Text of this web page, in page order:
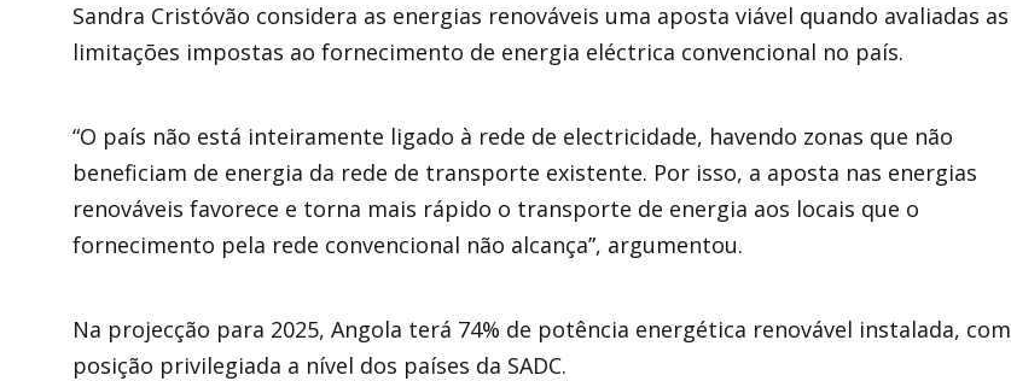
Sandra Cristóvão considera as energias renováveis uma aposta viável quando avaliadas as
limitações impostas ao fornecimento de energia eléctrica convencional no país.
“O país não está inteiramente ligado à rede de electricidade, havendo zonas que não
beneficiam de energia da rede de transporte existente. Por isso, a aposta nas energias
renováveis favorece e torna mais rápido o transporte de energia aos locais que o
fornecimento pela rede convencional não alcança”, argumentou.
Na projecção para 2025, Angola terá 74% de potência energética renovável instalada, com
posição privilegiada a nível dos países da SADC.